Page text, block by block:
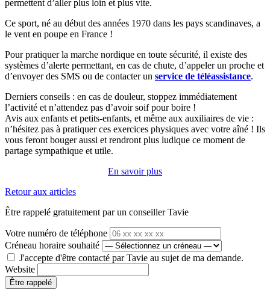
permettent d’aller plus loin et plus vite.
Ce sport, né au début des années 1970 dans les pays scandinaves, a
le vent en poupe en France !
Pour pratiquer la marche nordique en toute sécurité, il existe des
systèmes d’alerte permettant, en cas de chute, d’appeler un proche et
d’envoyer des SMS ou de contacter un service de téléassistance.
Derniers conseils : en cas de douleur, stoppez immédiatement
l’activité et n’attendez pas d’avoir soif pour boire !
Avis aux enfants et petits-enfants, et même aux auxiliaires de vie :
n’hésitez pas à pratiquer ces exercices physiques avec votre aîné ! Ils
vous feront bouger aussi et rendront plus ludique ce moment de
partage sympathique et utile.
En savoir plus
Retour aux articles
Être rappelé gratuitement par un conseiller Tavie
Votre numéro de téléphone
Créneau horaire souhaité
J'accepte d'être contacté par Tavie au sujet de ma demande.
Website
Être rappelé